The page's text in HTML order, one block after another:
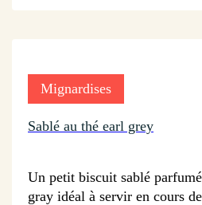
Mignardises
Sablé au thé earl grey
Un petit biscuit sablé
gray idéal à servir en cours